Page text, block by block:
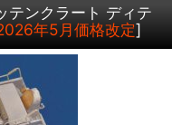
ンクラート ディテ
年5月価格改定]